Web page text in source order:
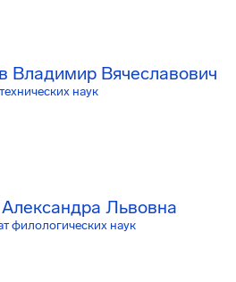
Владимир Вячеславович
наук
Львовна
филологических наук